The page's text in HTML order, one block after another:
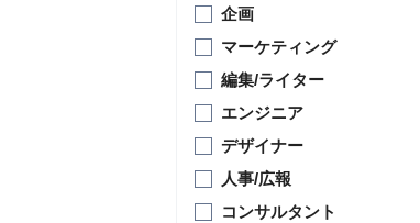
企画
マーケティング
編集/ライター
エンジニア
デザイナー
人事/広報
コンサルタント